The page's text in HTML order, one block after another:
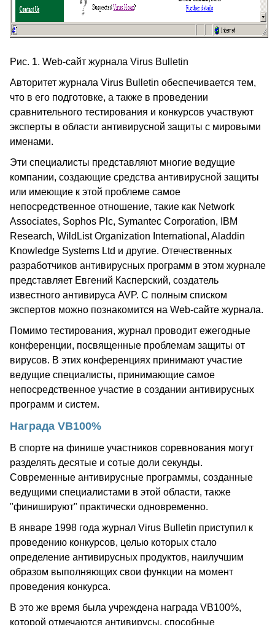
Рис. 1. Web-сайт журнала Virus Bulletin
Авторитет журнала Virus Bulletin обеспечивается тем,
что в его подготовке, а также в проведении
сравнительного тестирования и конкурсов участвуют
эксперты в области антивирусной защиты с мировыми
именами.
Эти специалисты представляют многие ведущие
компании, создающие средства антивирусной защиты
или имеющие к этой проблеме самое
непосредственное отношение, такие как Network
Associates, Sophos Plc, Symantec Corporation, IBM
Research, WildList Organization International, Aladdin
Knowledge Systems Ltd и другие. Отечественных
разработчиков антивирусных программ в этом журнале
представляет Евгений Касперский, создатель
известного антивируса AVP. С полным списком
экспертов можно познакомится на Web-сайте журнала.
Помимо тестирования, журнал проводит ежегодные
конференции, посвященные проблемам защиты от
вирусов. В этих конференциях принимают участие
ведущие специалисты, принимающие самое
непосредственное участие в создании антивирусных
программ и систем.
Награда VB100%
В спорте на финише участников соревнования могут
разделять десятые и сотые доли секунды.
Современные антивирусные программы, созданные
ведущими специалистами в этой области, также
"финишируют" практически одновременно.
В январе 1998 года журнал Virus Bulletin приступил к
проведению конкурсов, целью которых стало
определение антивирусных продуктов, наилучшим
образом выполняющих свои функции на момент
проведения конкурса.
В это же время была учреждена награда VB100%,
которой отмечаются антивирусы, способные